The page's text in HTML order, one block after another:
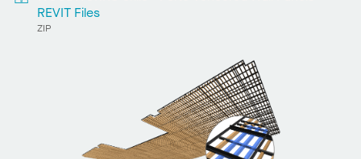
REVIT Files
ZIP